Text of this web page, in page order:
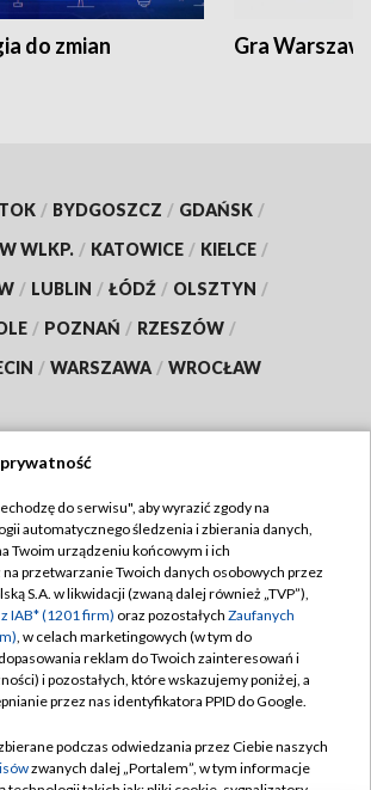
do zmian Gra
/ BYDGOSZCZ / GDAŃSK /
WLKP. / KATOWICE / KIELCE /
/ LUBLIN / ŁÓDŹ / OLSZTYN /
/ POZNAŃ / RZESZÓW /
/ WARSZAWA / WROCŁAW
TVP
TVP
Cyfrowa
Regulamin TVP
Polityka prywatności
Moje zgody
Pomoc
Kontakt
do serwisu", aby wyrazić zgody na
automatycznego śledzenia i zbierania danych,
Twoim urządzeniu końcowym i ich
przetwarzanie Twoich danych osobowych przez
S.A. w likwidacji (zwaną dalej również „TVP”),
IAB* (1201 firm) oraz pozostałych Zaufanych
, w celach marketingowych (w tym do
reklam do Twoich zainteresowań i
i pozostałych, które wskazujemy poniżej, a
przez nas identyfikatora PPID do Google.
podczas odwiedzania przez Ciebie naszych
zwanych dalej „Portalem”, w tym informacje